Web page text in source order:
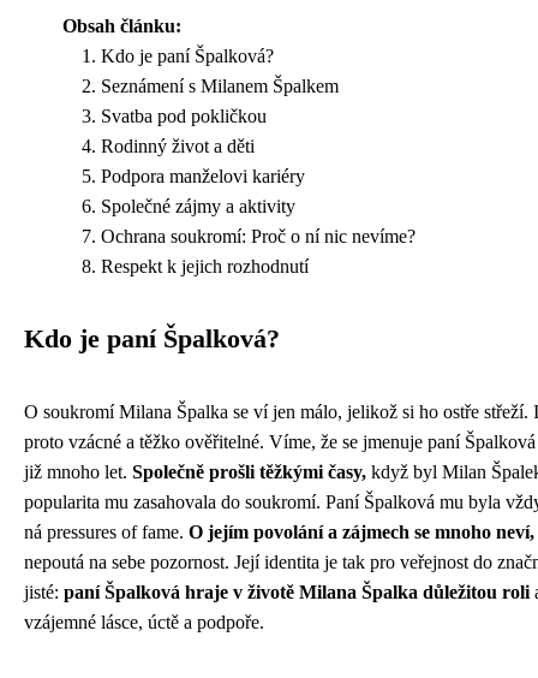
Obsah článku:
Kdo je paní Špalková?
Seznámení s Milanem Špalkem
Svatba pod pokličkou
Rodinný život a děti
Podpora manželovi kariéry
Společné zájmy a aktivity
Ochrana soukromí: Proč o ní nic nevíme?
Respekt k jejich rozhodnutí
Kdo je paní Špalková?
O soukromí Milana Špalka se ví jen málo, jelikož si ho ostře střeží.
proto vzácné a těžko ověřitelné. Víme, že se jmenuje paní
již mnoho let. Společně prošli těžkými časy, když byl Milan
popularita mu zasahovala do soukromí. Paní Špalková mu byla
ná pressures of fame. O jejím povolání a zájmech se mnoho neví,
nepoutá na sebe pozornost. Její identita je tak pro veřejnost do
jisté: paní Špalková hraje v životě Milana Špalka důležitou roli
vzájemné lásce, úctě a podpoře.